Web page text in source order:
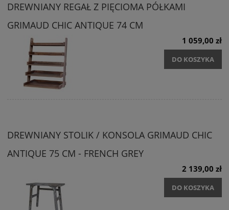
DREWNIANY REGAŁ Z PIĘCIOMA PÓŁKAMI
GRIMAUD CHIC ANTIQUE 74 CM
1 059,00 zł
DO KOSZYKA
DREWNIANY STOLIK / KONSOLA GRIMAUD CHIC
ANTIQUE 75 CM - FRENCH GREY
2 139,00 zł
DO KOSZYKA